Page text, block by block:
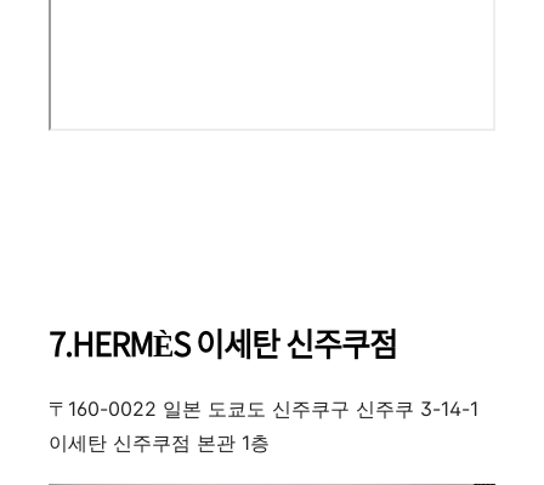
7.HERMÈS 이세탄 신주쿠점
〒160-0022 일본 도쿄도 신주쿠구 신주쿠 3-14-1
이세탄 신주쿠점 본관 1층